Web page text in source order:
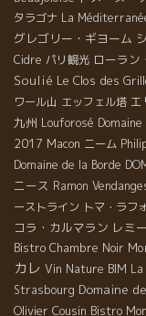
タラゴナ La
グレゴリー・ギヨーム
Cidre パリ観光 ローラン
Soulié Le Clos des
ワール山 エッフェル塔 エ
九州 Louforosé
2017 Macon ニーム
Domaine de la Borde
ニース Ramon
ーストライン トマ・ラフ
コラ・カルマラン レミ
Bistro Chambre Noir
カレ Vin Nature BIM
Strasbourg Domaine
Olivier Cousin Bistro